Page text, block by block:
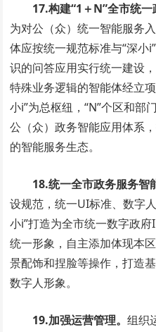
17.构建“1＋N”全市统一
为对公（众）统一智能服务
体应按统一规范标准与“深小
识的问答应用实行统一建设
特殊业务逻辑的智能体经立
小i”为总枢纽，“N”个区和部
公（众）政务智能应用体系
的智能服务生态。
18.统一全市政务服务智
设规范，统一UI标准、数字
小i”打造为全市统一数字政
统一形象，自主添加体现本
景配饰和捏脸等操作，打造
数字人形象。
19.加强运营管理。组织